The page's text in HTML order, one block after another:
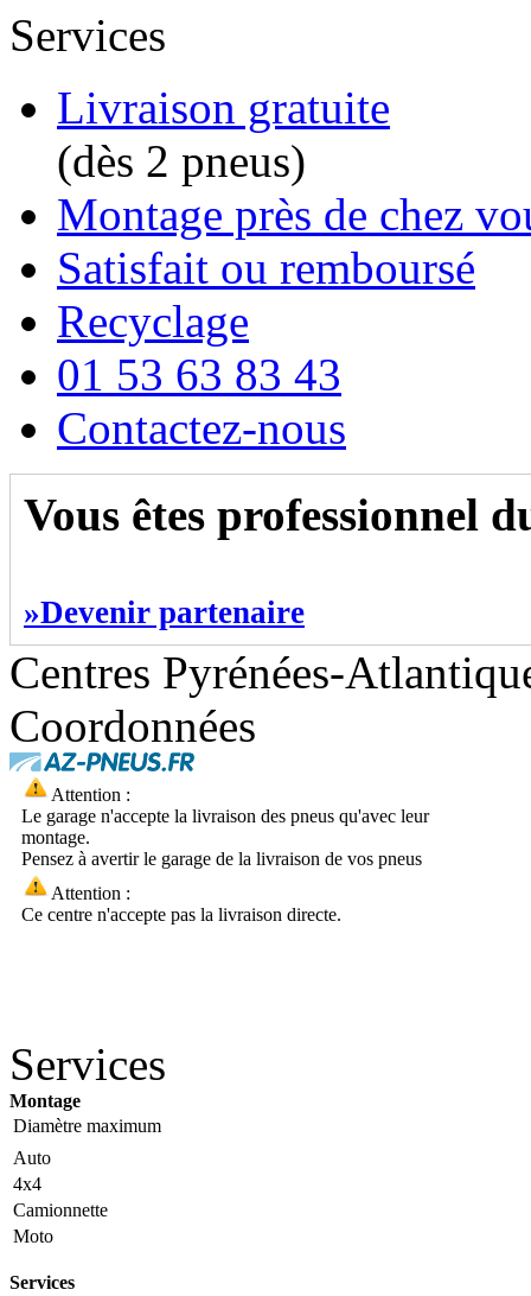
Services
Livraison gratuite
(dès 2 pneus)
Montage près de chez
Satisfait ou remboursé
Recyclage
01 53 63 83 43
Contactez-nous
Vous êtes professionnel
»Devenir partenaire
Centres Pyrénées-
Coordonnées
Attention :
Le garage n'accepte la livraison des pneus qu'avec leur
montage.
Pensez à avertir le garage de la livraison de vos pneus
Attention :
Ce centre n'accepte pas la livraison directe.
Services
Montage
Diamètre maximum
Auto
4x4
Camionnette
Moto
Services